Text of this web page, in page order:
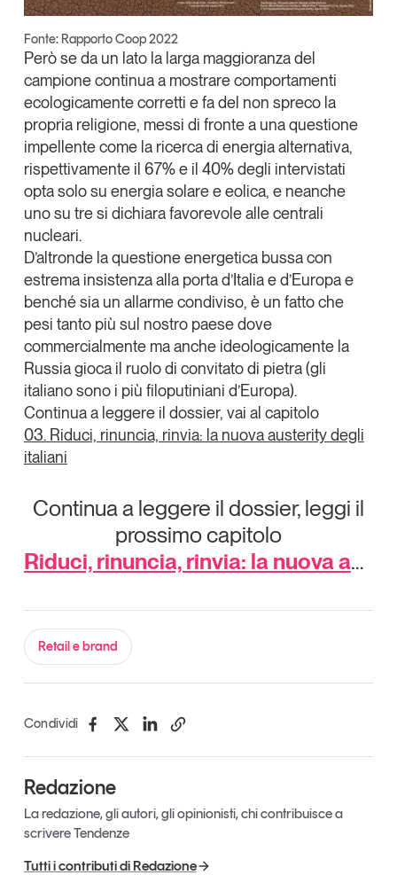
Fonte: Rapporto Coop 2022
Però se da un lato la larga maggioranza del
campione continua a mostrare comportamenti
ecologicamente corretti e fa del non spreco la
propria religione, messi di fronte a una questione
impellente come la ricerca di energia alternativa,
rispettivamente il 67% e il 40% degli intervistati
opta solo su energia solare e eolica, e neanche
uno su tre si dichiara favorevole alle centrali
nucleari.
D’altronde la questione energetica bussa con
estrema insistenza alla porta d’Italia e d’Europa e
benché sia un allarme condiviso, è un fatto che
pesi tanto più sul nostro paese dove
commercialmente ma anche ideologicamente la
Russia gioca il ruolo di convitato di pietra (gli
italiano sono i più filoputiniani d’Europa).
Continua a leggere il dossier, vai al capitolo
03. Riduci, rinuncia, rinvia: la nuova austerity degli
italiani
Continua a leggere il dossier, leggi il
prossimo capitolo
Riduci, rinuncia, rinvia: la nuova austerity degli italiani
Retail e brand
Condividi
Redazione
La redazione, gli autori, gli opinionisti, chi contribuisce a
scrivere Tendenze
Tutti i contributi di Redazione